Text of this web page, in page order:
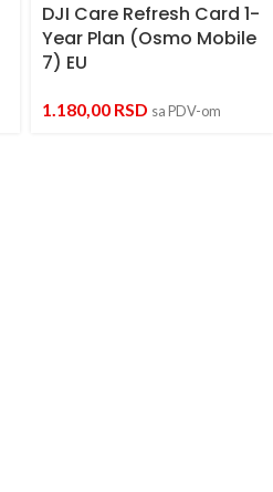
DJI Care Refresh Card 1-
Year Plan (Osmo Mobile
7) EU
1.180,00 RSD sa PDV-om